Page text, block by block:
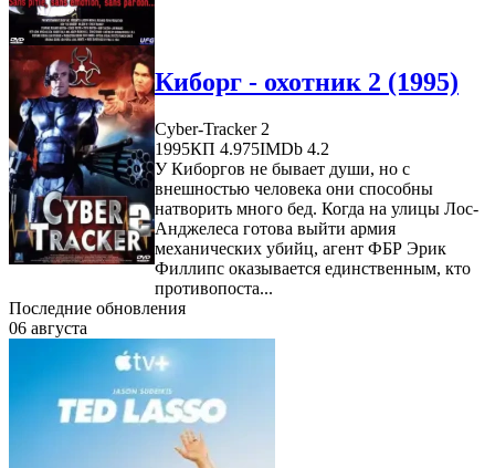
Киборг - охотник 2 (1995)
Cyber-Tracker 2
1995КП 4.975IMDb 4.2
У Киборгов не бывает души, но с
внешностью человека они способны
натворить много бед. Когда на улицы Лос-
Анджелеса готова выйти армия
механических убийц, агент ФБР Эрик
Филлипс оказывается единственным, кто
противопоста...
Последние обновления
06 августа